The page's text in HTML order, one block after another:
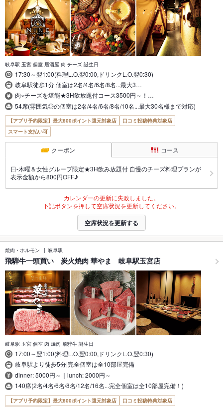
岐阜駅 玉宮 個室 居酒屋 肉 チーズ 誕生日
17:30～翌1:00(料理L.O.翌0:00,ドリンクL.O.翌0:30)
岐阜駅徒歩1分|個室は2名/4名/6名/8名...最大3…
肉×チーズを堪能★3H飲放題付コース3500円～！…
54席(雰囲気◎の個室は2名/4名/6名/8名/10名...最大30名様まで対応)
【アプリ予約限定】最大800ポイント還元対象店
口コミ投稿特典対象店
スマート支払い可
クーポン コース
日-木曜＆女性グループ限定★3H飲み放題付 自慢のチーズ料理プランが
表示金額から800円OFF♪
カレンダーの更新に失敗しました。
下記ボタンを押して空席状況を更新してください。
空席状況を更新する
焼肉・ホルモン 岐阜駅
飛騨牛一頭買い 炭火焼肉 華やま 岐阜駅玉宮店
岐阜駅 玉宮 個室 肉 焼肉 飛騨牛 誕生日
17:00～翌1:00(料理L.O.翌0:00,ドリンクL.O.翌0:30)
岐阜駅より徒歩5分|完全個室は全10部屋完備
dinner: 5000円～｜lunch: 2000円～
140席(2名/4名/6名/8名/12名/16名...完全個室は全10部屋完備！)
【アプリ予約限定】最大800ポイント還元対象店
口コミ投稿特典対象店